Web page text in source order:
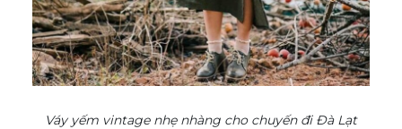
Váy yếm vintage nhẹ nhàng cho chuyến đi Đà Lạt